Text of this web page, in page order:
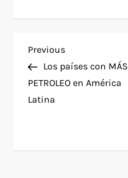
P
o
s
Previous
Post
Previous
Los países con MÁS
PETROLEO en América
Latina